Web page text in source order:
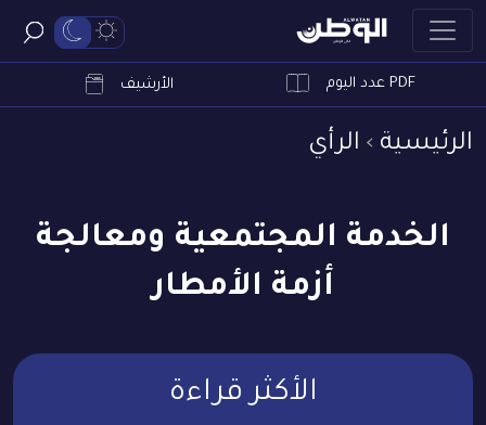
PDF عدد اليوم الأرشيف
الرئيسية الرأي
الخدمة المجتمعية ومعالجة
أزمة الأمطار
الأكثر قراءة